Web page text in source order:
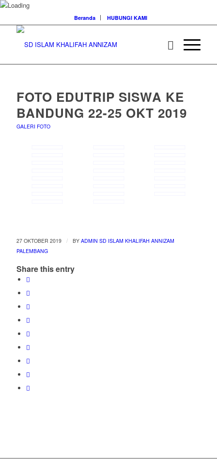
Beranda HUBUNGI KAMI
FOTO EDUTRIP SISWA KE
BANDUNG 22-25 OKT 2019
GALERI FOTO
27 OKTOBER 2019 / BY ADMIN SD ISLAM KHALIFAH ANNIZAM
PALEMBANG
Share this entry